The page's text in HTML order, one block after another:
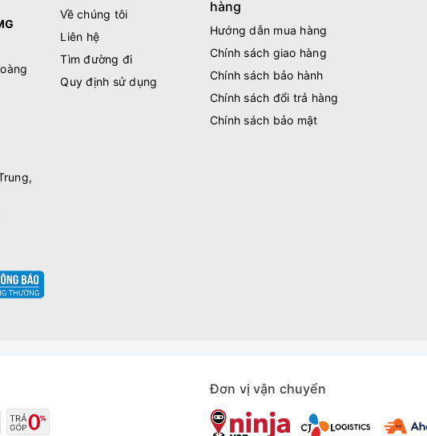
Về chúng tôi
Liên hệ
Tìm đường đi
Quy định sử dụng
hàng
Hướng dẫn mua hàng
Chính sách giao hàng
Chính sách bảo hành
Chính sách đổi trả hàng
Chính sách bảo mật
Đơn vị vận chuyển